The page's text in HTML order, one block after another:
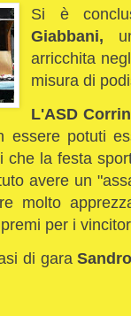
Si è
Giabbani,
arricchita
misura di
L'ASD
essere potuti
che la festa
avere un
molto
per i
di gara